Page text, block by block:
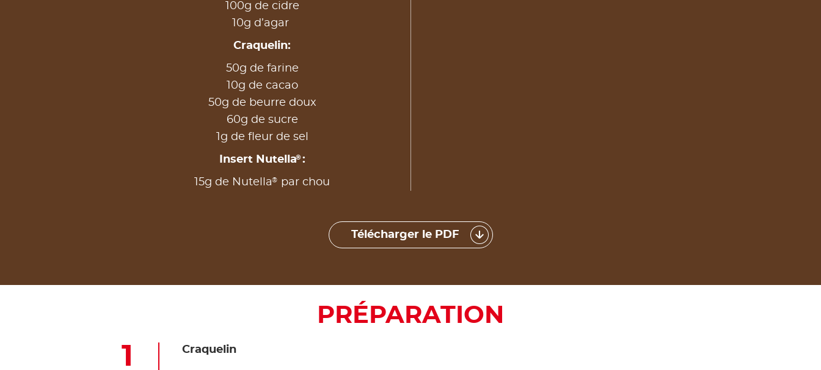
100g de cidre
10g d’agar
Craquelin:
50g de farine
10g de cacao
50g de beurre doux
60g de sucre
1g de fleur de sel
Insert Nutella®:
15g de Nutella® par chou
Télécharger le PDF
PRÉPARATION
Craquelin